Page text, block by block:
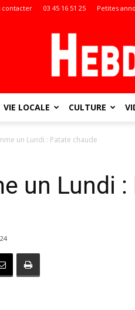
contacter 03 45 16 51 25 Petites
VIE LOCALE CULTURE
un Lundi : Patate chaude
un Lundi :